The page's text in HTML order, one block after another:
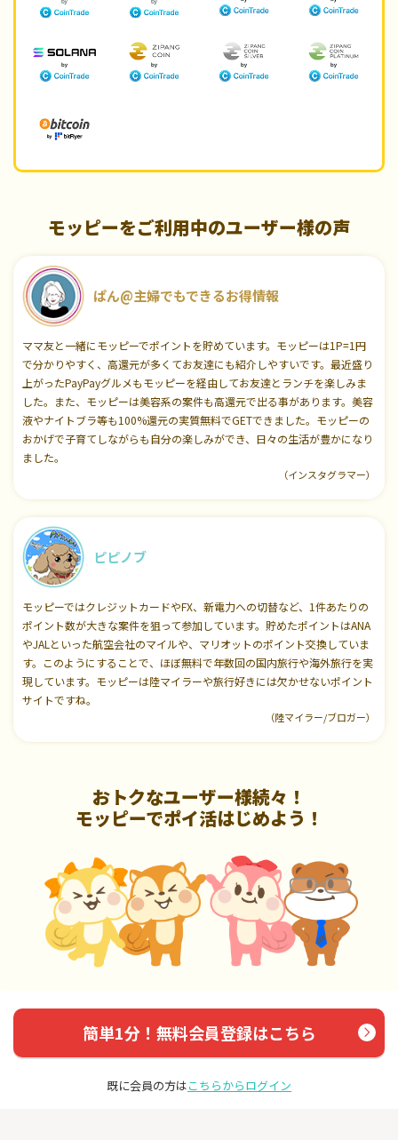
モッピーをご利用中のユーザー様の声
ぱん@主婦でもできるお得情報
ママ友と一緒にモッピーでポイントを貯めています。モッピーは1P=1円
で分かりやすく、高還元が多くてお友達にも紹介しやすいです。最近盛り
上がったPayPayグルメもモッピーを経由してお友達とランチを楽しみま
した。また、モッピーは美容系の案件も高還元で出る事があります。美容
液やナイトブラ等も100%還元の実質無料でGETできました。モッピーの
おかげで子育てしながらも自分の楽しみができ、日々の生活が豊かになり
ました。
（インスタグラマー）
ピピノブ
モッピーではクレジットカードやFX、新電力への切替など、1件あたりの
ポイント数が大きな案件を狙って参加しています。貯めたポイントはANA
やJALといった航空会社のマイルや、マリオットのポイント交換していま
す。このようにすることで、ほぼ無料で年数回の国内旅行や海外旅行を実
現しています。モッピーは陸マイラーや旅行好きには欠かせないポイント
サイトですね。
（陸マイラー/ブロガー）
おトクなユーザー様続々！
モッピーでポイ活はじめよう！
簡単1分！無料会員登録はこちら
既に会員の方はこちらからログイン